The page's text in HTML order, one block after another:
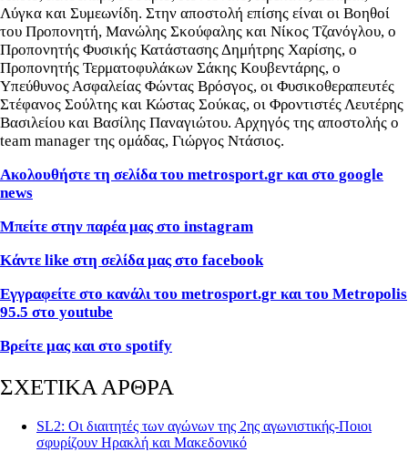
Λύγκα και Συμεωνίδη. Στην αποστολή επίσης είναι οι Βοηθοί
του Προπονητή, Μανώλης Σκούφαλης και Νίκος Τζανόγλου, ο
Προπονητής Φυσικής Κατάστασης Δημήτρης Χαρίσης, ο
Προπονητής Τερματοφυλάκων Σάκης Κουβεντάρης, ο
Υπεύθυνος Ασφαλείας Φώντας Βρόσγος, οι Φυσικοθεραπευτές
Στέφανος Σούλτης και Κώστας Σούκας, οι Φροντιστές Λευτέρης
Βασιλείου και Βασίλης Παναγιώτου. Αρχηγός της αποστολής ο
team manager της ομάδας, Γιώργος Ντάσιος.
Ακολουθήστε τη σελίδα του metrosport.gr και στο google
news
Μπείτε στην παρέα μας στο instagram
Κάντε like στη σελίδα μας στο facebook
Εγγραφείτε στο κανάλι του metrosport.gr και του Metropolis
95.5 στο youtube
Βρείτε μας και στο spotify
ΣΧΕΤΙΚΑ ΑΡΘΡΑ
SL2: Οι διαιτητές των αγώνων της 2ης αγωνιστικής-Ποιοι
σφυρίζουν Ηρακλή και Μακεδονικό